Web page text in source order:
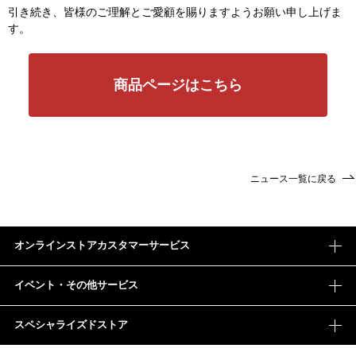
引き続き、皆様のご理解とご愛顧を賜りますようお願い申し上げま
す。
商品ページはこちら
ニュース一覧に戻る
オンラインストアカスタマーサービス
イベント・その他サービス
スペシャライズドストア